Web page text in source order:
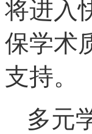
将进入
保学术
支持。
多元